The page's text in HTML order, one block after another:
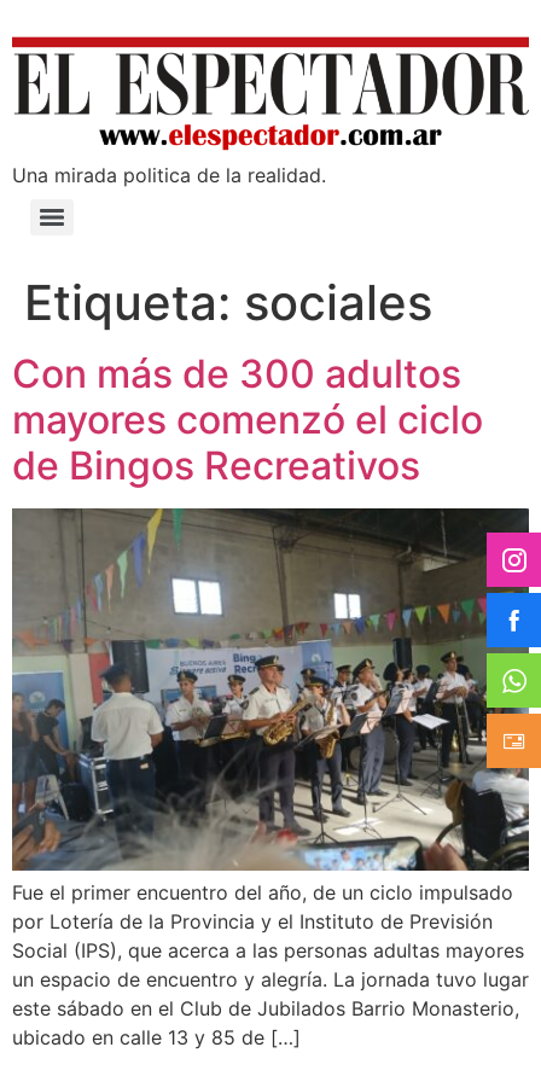
Una mirada poli­tica de la realidad.
Etiqueta: sociales
Con más de 300 adultos
mayores comenzó el ciclo
de Bingos Recreativos
Fue el primer encuentro del año, de un ciclo impulsado
por Lotería de la Provincia y el Instituto de Previsión
Social (IPS), que acerca a las personas adultas mayores
un espacio de encuentro y alegría. La jornada tuvo lugar
este sábado en el Club de Jubilados Barrio Monasterio,
ubicado en calle 13 y 85 de […]